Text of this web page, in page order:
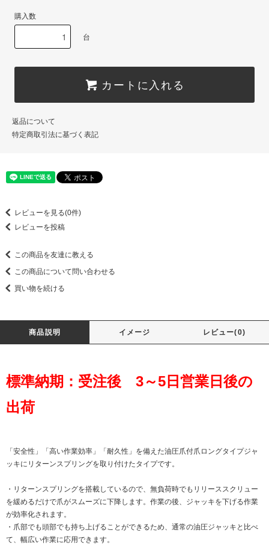
購入数
台
カートに入れる
返品について
特定商取引法に基づく表記
レビューを見る(0件)
レビューを投稿
この商品を友達に教える
この商品について問い合わせる
買い物を続ける
商品説明 イメージ レビュー(0)
標準納期：受注後 3～5日営業日後の
出荷
「安全性」「高い作業効率」「耐久性」を備えた油圧爪付爪ロングタイプジャ
ッキにリターンスプリングを取り付けたタイプです。
・リターンスプリングを搭載しているので、無負荷時でもリリーススクリュー
を緩めるだけで爪がスムーズに下降します。作業の後、ジャッキを下げる作業
が効率化されます。
・爪部でも頭部でも持ち上げることができるため、通常の油圧ジャッキと比べ
て、幅広い作業に応用できます。